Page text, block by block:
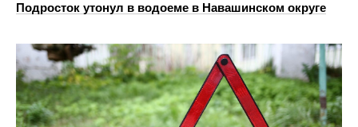
Подросток утонул в водоеме в Навашинском округе